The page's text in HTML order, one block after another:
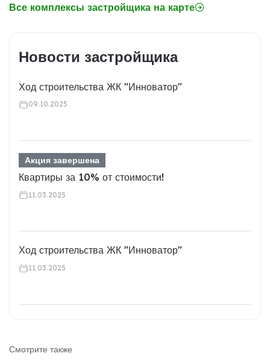
Все комплексы застройщика на карте
Новости застройщика
Ход строительства ЖК "Инноватор"
09.10.2025
Акция завершена
Квартиры за 10% от стоимости!
11.03.2025
Ход строительства ЖК "Инноватор"
11.03.2025
Смотрите также